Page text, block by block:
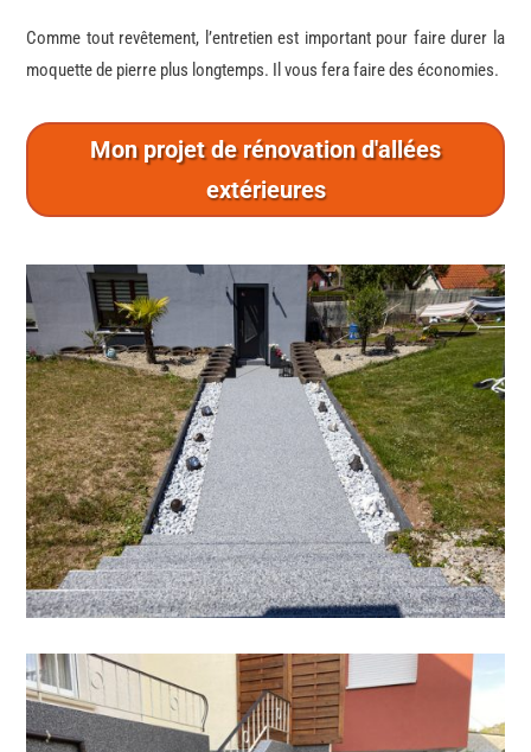
Comme tout revêtement, l’entretien est important pour faire durer la
moquette de pierre plus longtemps. Il vous fera faire des économies.
Mon projet de rénovation d'allées
extérieures